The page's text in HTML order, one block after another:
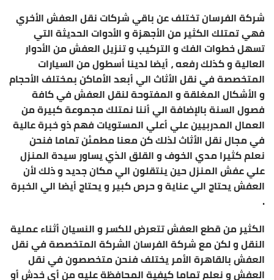
شركة الفرسان تختلف عن باقي شركات نقل العفش الأخري
فهي تمتلك الكثير من الأجهزة و الأدوات الحديثة التي
تسهل خطوات الفك و التركيب و تنزيل العفش من الأدوار
العالية و كذلك رفعه ، أيضا لدينا أسطول من السيارات
المتخصصة في نقل الأثاث الي أبعد الأماكن بمختلف الأحجام
و الأشكال المغلقة و المفتوحة لنقل العفش في كافة
فصول السنة بالإضافة الي أننا نمتلك مجموعة كبيرة من
العمال المدربيين علي أعلي المستويات فهم ذو خبرة عالية
في مجال نقل الأثاث لذلك كن معنا مطمئن تماما فنحن
نعلم كثيرا مدي الخوف و القلق الذي يساور سيدة المنزل
علي عفش المنزل حين ينتقلون الي مكان جديد و ذلك لأن
العفش يحتاج الي عناية و حرص كبير و يحتاج أيضا الي الخبرة
.
الكثير من قطع العفش تتعرض للكسر و النسيان أثناء عملية
النقل و لكن مع شركة الفرسان الشركة المتخصصة في نقل
العفش بالقاهرة الأمر يختلف فنحن متخصصون في نقل
العفش و نعلم تماما كيفية المحافظة عليه من أي خدش أو